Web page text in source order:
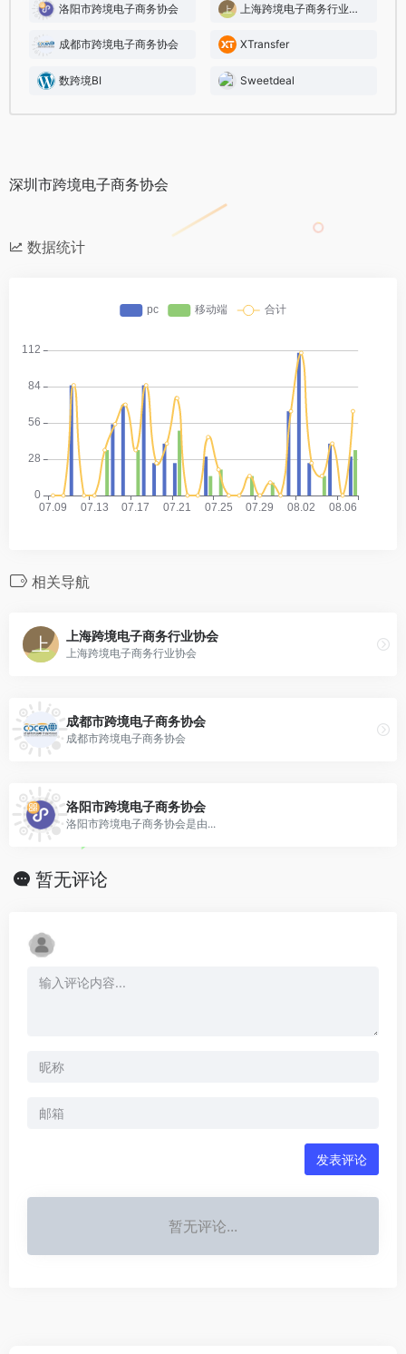
洛阳市跨境电子商务协会 上海跨境电子商务行业协会
成都市跨境电子商务协会 XTransfer
数跨境BI Sweetdeal
深圳市跨境电子商务协会
数据统计
相关导航
上海跨境电子商务行业协会
上海跨境电子商务行业协会
成都市跨境电子商务协会
成都市跨境电子商务协会
洛阳市跨境电子商务协会
洛阳市跨境电子商务协会是由...
暂无评论
发表评论
暂无评论...